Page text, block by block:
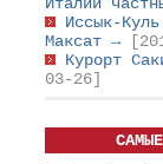
Иссык-
Максат →
Курорт
03-26]